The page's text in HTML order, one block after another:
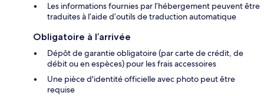
Les informations fournies par l’hébergement peuvent être
traduites à l’aide d’outils de traduction automatique
Obligatoire à l’arrivée
Dépôt de garantie obligatoire (par carte de crédit, de
débit ou en espèces) pour les frais accessoires
Une pièce d'identité officielle avec photo peut être
requise